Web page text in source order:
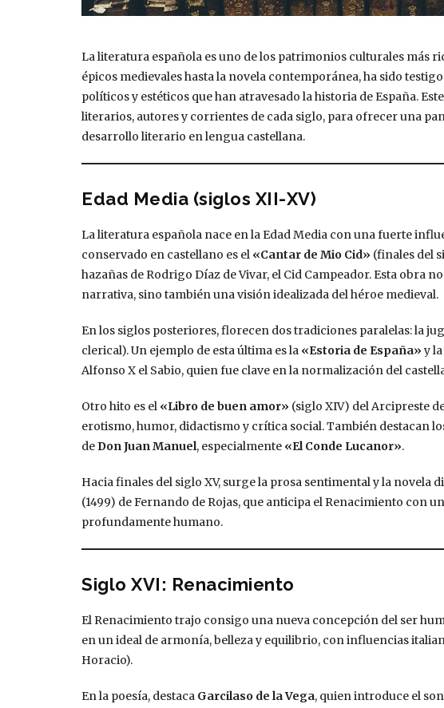
La literatura española es uno de los patrimonios culturales más
épicos medievales hasta la novela contemporánea, ha sido
políticos y estéticos que han atravesado la historia de España.
literarios, autores y corrientes de cada siglo, para ofrecer una
desarrollo literario en lengua castellana.
Edad Media (siglos XII-XV)
La literatura española nace en la Edad Media con una fuerte
conservado en castellano es el «Cantar de Mio Cid» (finales del
hazañas de Rodrigo Díaz de Vivar, el Cid Campeador. Esta obra
narrativa, sino también una visión idealizada del héroe medieval.
En los siglos posteriores, florecen dos tradiciones paralelas: la
clerical). Un ejemplo de esta última es la «Estoria de España»y la
Alfonso X el Sabio, quien fue clave en la normalización del
Otro hito es el «Libro de buen amor» (siglo XIV) del Arcipreste
erotismo, humor, didactismo y crítica social. También destacan
de Don Juan Manuel, especialmente «El Conde Lucanor».
Hacia finales del siglo XV, surge la prosa sentimental y la novela
(1499) de Fernando de Rojas, que anticipa el Renacimiento con
profundamente humano.
Siglo XVI: Renacimiento
El Renacimiento trajo consigo una nueva concepción del ser
en un ideal de armonía, belleza y equilibrio, con influencias
Horacio).
En la poesía, destaca Garcilaso de la Vega, quien introduce el